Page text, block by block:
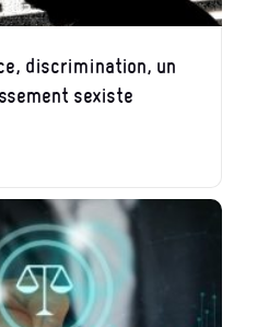
discrimination, un
sexiste